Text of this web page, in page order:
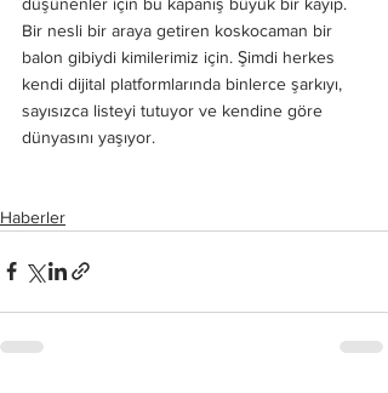
Bir nesli bir araya getiren koskocaman bir
balon gibiydi kimilerimiz için. Şimdi herkes
kendi dijital platformlarında binlerce şarkıyı,
sayısızca listeyi tutuyor ve kendine göre
dünyasını yaşıyor.
Haberler